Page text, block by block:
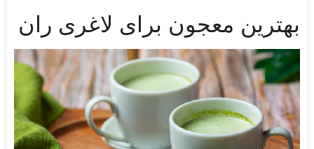
بهترین معجون برای لاغری ران